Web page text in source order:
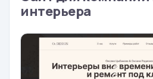
интерьера